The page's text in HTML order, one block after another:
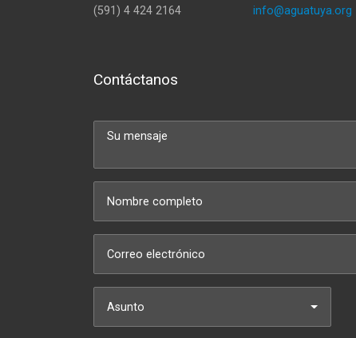
(591) 4 424 2164 info@aguatuya.org
Contáctanos
Asunto